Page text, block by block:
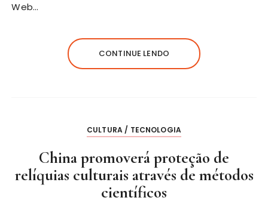
Web…
CONTINUE LENDO
CULTURA / TECNOLOGIA
China promoverá proteção de
relíquias culturais através de métodos
científicos